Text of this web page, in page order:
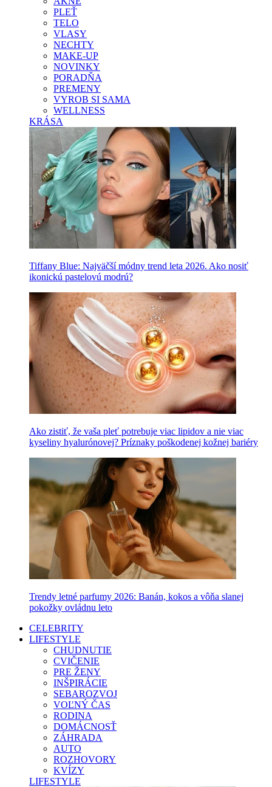
PLEŤ
TELO
VLASY
NECHTY
MAKE-UP
NOVINKY
PORADŇA
PREMENY
VYROB SI SAMA
WELLNESS
KRÁSA
Tiffany Blue: Najväčší módny trend leta 2026. Ako nosiť
ikonickú pastelovú modrú?
Ako zistiť, že vaša pleť potrebuje viac lipidov a nie viac
kyseliny hyalurónovej? Príznaky poškodenej kožnej bariéry
Trendy letné parfumy 2026: Banán, kokos a vôňa slanej
pokožky ovládnu leto
CELEBRITY
LIFESTYLE
CHUDNUTIE
CVIČENIE
PRE ŽENY
INŠPIRÁCIE
SEBAROZVOJ
VOĽNÝ ČAS
RODINA
DOMÁCNOSŤ
ZÁHRADA
AUTO
ROZHOVORY
KVÍZY
LIFESTYLE